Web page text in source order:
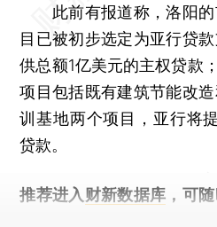
此前有报道称，洛阳的
目已被初步选定为亚行贷
供总额1亿美元的主权贷款
项目包括既有建筑节能改
训基地两个项目，亚行将
贷款。
推荐进入 财新数据库 ，可